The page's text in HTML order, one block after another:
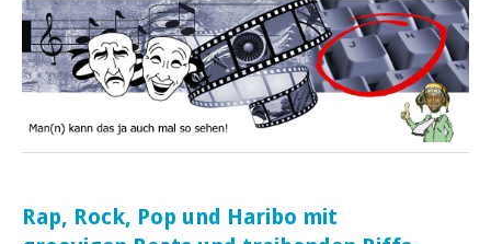
Rap, Rock, Pop und Haribo mit